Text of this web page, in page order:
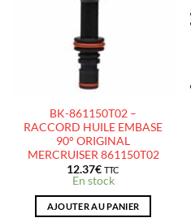
BK-861150T02 –
RACCORD HUILE EMBASE
90° ORIGINAL
MERCRUISER 861150T02
12.37€ TTC
En stock
AJOUTER AU PANIER